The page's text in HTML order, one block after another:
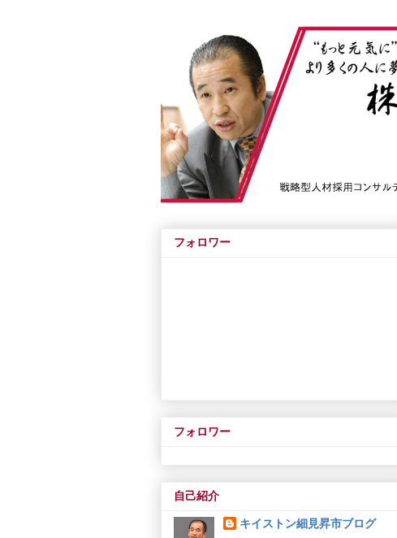
フォロワー
フォロワー
自己紹介
キイストン細見昇市ブログ